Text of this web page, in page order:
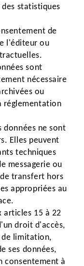
statistiques
de
l'éditeur ou
sont
nécessaire
ou
réglementation
données ne sont
Elles peuvent
techniques
messagerie ou
transfert hors
appropriées au
articles 15 à 22
droit d'accès,
limitation,
ses données,
consentement à